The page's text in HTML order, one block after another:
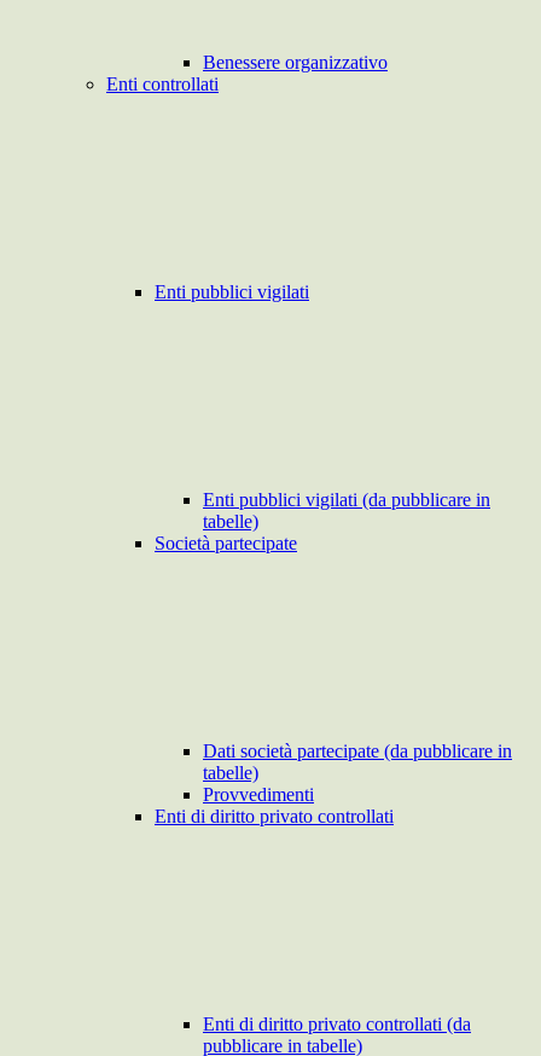
Benessere organizzativo
Enti controllati
Enti pubblici vigilati
Enti pubblici vigilati (da pubblicare in
tabelle)
Società partecipate
Dati società partecipate (da pubblicare in
tabelle)
Provvedimenti
Enti di diritto privato controllati
Enti di diritto privato controllati (da
pubblicare in tabelle)